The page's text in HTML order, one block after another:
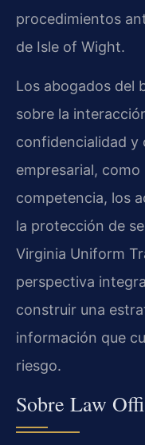
procedimientos
de Isle of Wight.
Los abogados del
sobre la
confidencialidad y
empresarial,
competencia, los
la protección de
Virginia Uniform
perspectiva
construir una
información que
riesgo.
Sobre Law